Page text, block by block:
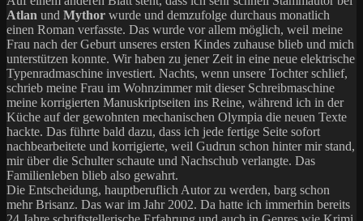
Atlan und Mythor wurde und demzufolge durchaus monatlich
einen Roman verfasste. Das wurde vor allem möglich, weil meine
Frau nach der Geburt unseres ersten Kindes zuhause blieb und mich
unterstützen konnte. Wir haben zu jener Zeit in eine neue elektrische
Typenradmaschine investiert. Nachts, wenn unsere Tochter schlief,
schrieb meine Frau im Wohnzimmer mit dieser Schreibmaschine
meine korrigierten Manuskriptseiten ins Reine, während ich in der
Küche auf der gewohnten mechanischen Olympia die neuen Texte
hackte. Das führte bald dazu, dass ich jede fertige Seite sofort
nachbearbeitete und korrigierte, weil Gudrun schon hinter mir stand,
mir über die Schulter schaute und Nachschub verlangte. Das
Familienleben blieb also gewahrt.
Die Entscheidung, hauptberuflich Autor zu werden, barg schon
mehr Brisanz. Das war im Jahr 2002. Da hatte ich immerhin bereits